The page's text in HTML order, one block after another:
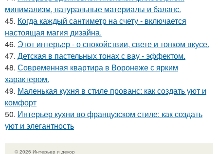
минимализм, натуральные материалы и баланс.
45. Когда каждый сантиметр на счету - включается
настоящая магия дизайна.
46. Этот интерьер - о спокойствии, свете и тонком вкусе.
47. Детская в пастельных тонах с вау - эффектом.
48. Современная квартира в Воронеже с ярким
характером.
49. Маленькая кухня в стиле прованс: как создать уют и
комфорт
50. Интерьер кухни во французском стиле: как создать
уют и элегантность
© 2026 Интерьер и декор